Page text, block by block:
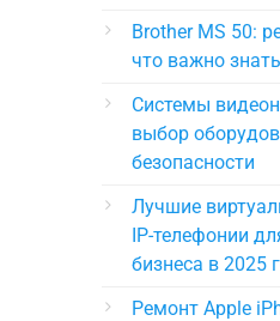
Brother MS 50:
что важно
Системы
выбор
безопасности
Лучшие
IP-телефонии
бизнеса в 2025
Ремонт Apple